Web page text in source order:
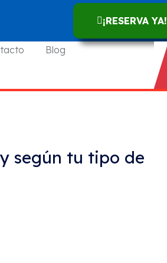
¡RESERVA YA!
Blog
según tu tipo de